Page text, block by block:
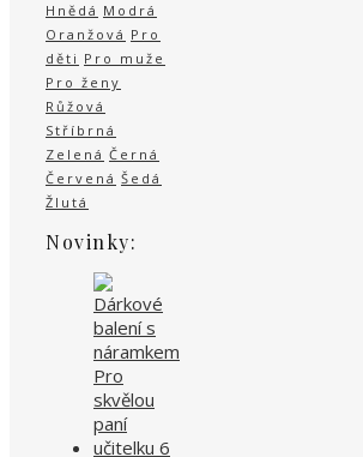
Hnědá Modrá
Oranžová Pro
děti Pro muže
Pro ženy
Růžová
Stříbrná
Zelená Černá
Červená Šedá
Žlutá
Novinky: